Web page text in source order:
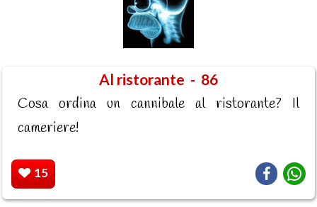
Al ristorante - 86
Cosa ordina un cannibale al ristorante? Il
cameriere!
15